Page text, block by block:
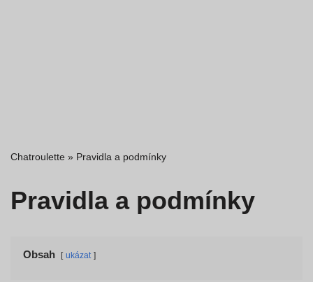
Chatroulette » Pravidla a podmínky
Pravidla a podmínky
Obsah ukázat